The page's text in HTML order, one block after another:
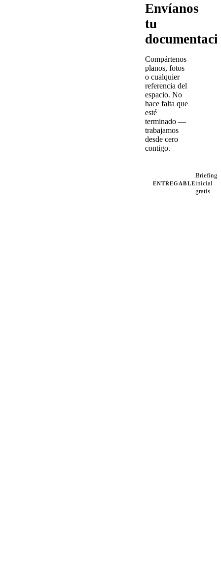
Envíanos
tu
Compártenos
planos, fotos
o cualquier
referencia del
espacio. No
hace falta que
esté
terminado —
trabajamos
desde cero
contigo.
ENTREGABLE
Briefing
inicial
gratis